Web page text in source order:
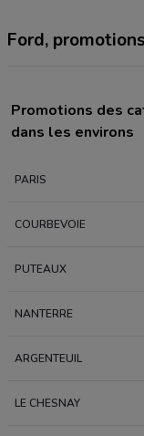
Ford,
Promotions des
dans les environs
PARIS
COURBEVOIE
PUTEAUX
NANTERRE
ARGENTEUIL
LE CHESNAY